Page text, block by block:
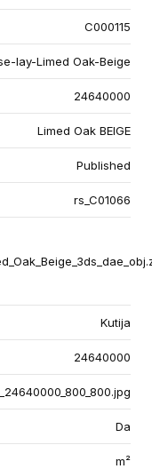
C000115
lay-Limed Oak-Beige
24640000
Limed Oak BEIGE
Published
rs_C01066
Kutija
24640000
Da
m²